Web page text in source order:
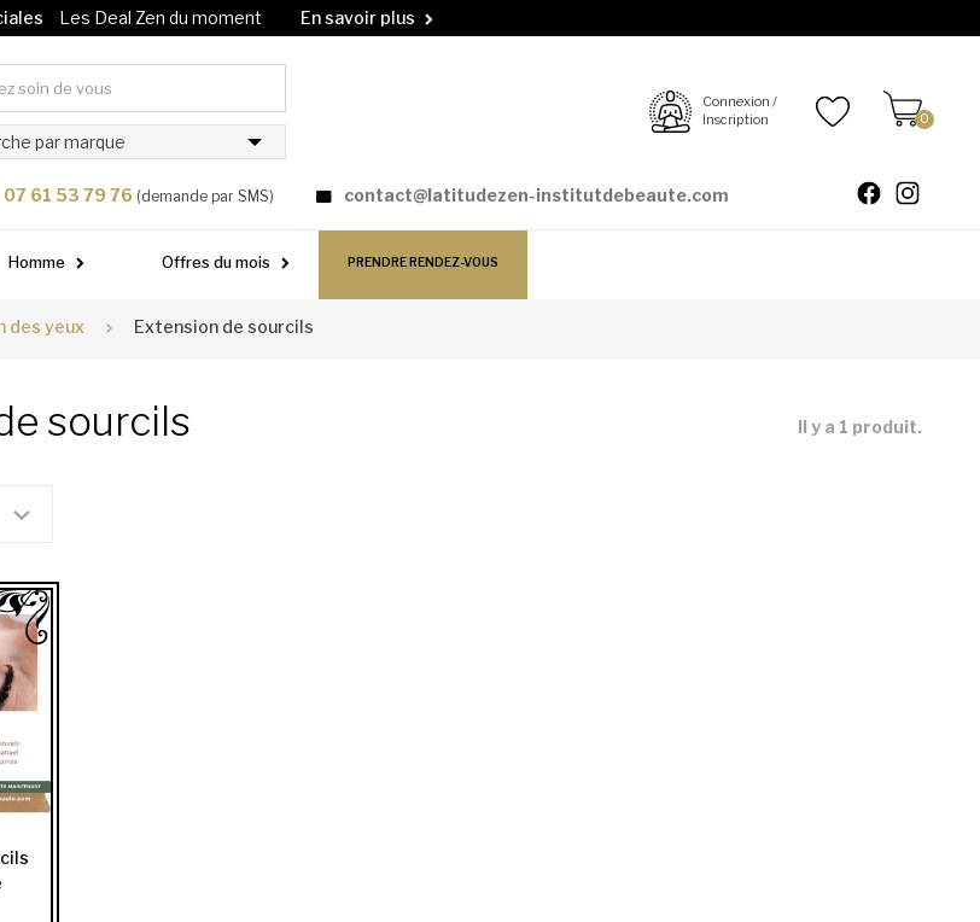
Les Deal Zen du moment
En savoir plus
07 61 53 79 76 (demande par SMS) contact@latitudezen-institutdebeaute.com
par marque
Connexion /
Inscription
0
Homme Offres du mois PRENDRE RENDEZ-VOUS
des yeux Extension de sourcils
sourcils Il y a 1 produit.